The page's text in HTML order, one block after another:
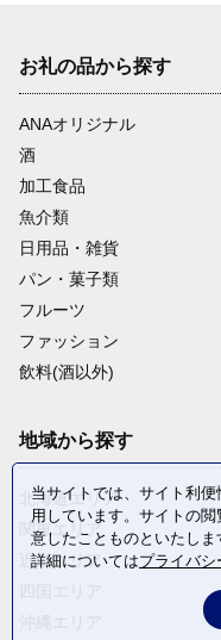
お礼の品から探す
ANAオリジナル
酒
加工食品
魚介類
日用品・雑貨
パン・菓子類
フルーツ
ファッション
飲料(酒以外)
地域から探す
北海道エリア
関東エリア
近畿エリア
当サイトでは、サイト利
用しています。サイトの
意したことものといたしま
詳細についてはプライバシ